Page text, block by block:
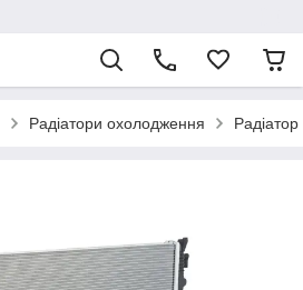
Радіатори охолодження